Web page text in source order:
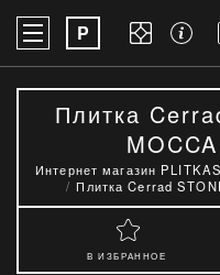
P
Плитка
Интернет магазин
Плитка Cerrad
В ИЗБРАННОЕ